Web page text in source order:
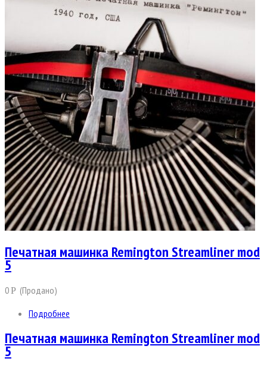
Печатная машинка Remington Streamliner mod
5
0Р (Продано)
Подробнее
Печатная машинка Remington Streamliner mod
5